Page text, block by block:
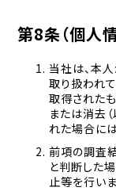
第8条（個人
当社は、本
取り扱われ
取得された
または消去（
れた場合に
前項の調査
と判断した
止等を行いま